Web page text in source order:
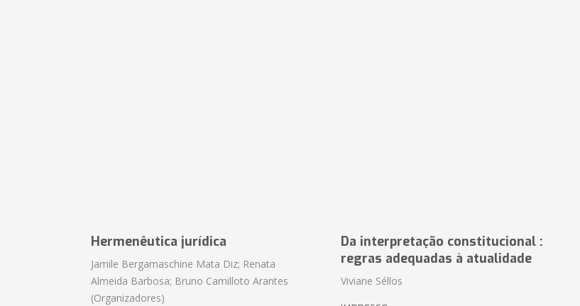
Hermenêutica jurídica
Jamile Bergamaschine Mata Diz; Renata
Almeida Barbosa; Bruno Camilloto Arantes
(Organizadores)
Da interpretação constitucional :
regras adequadas à atualidade
Viviane Séllos